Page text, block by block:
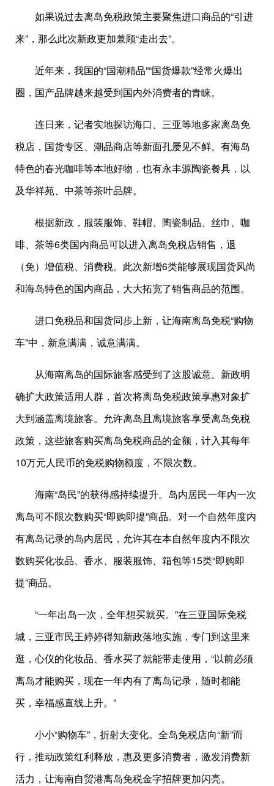
如果说过去离岛免税政策主要聚焦进口商品的“引进
来”，那么此次新政更加兼顾“走出去”。
近年来，我国的“国潮精品”“国货爆款”经常火爆出
圈，国产品牌越来越受到国内外消费者的青睐。
连日来，记者实地探访海口、三亚等地多家离岛免
税店，国货专区、潮品商店等新面孔屡见不鲜。有海岛
特色的春光咖啡等本地好物，也有永丰源陶瓷餐具，以
及华祥苑、中茶等茶叶品牌。
根据新政，服装服饰、鞋帽、陶瓷制品、丝巾、咖
啡、茶等6类国内商品可以进入离岛免税店销售，退
（免）增值税、消费税。此次新增6类能够展现国货风尚
和海岛特色的国内商品，大大拓宽了销售商品的范围。
进口免税品和国货同步上新，让海南离岛免税“购物
车”中，新意满满，诚意满满。
从海南离岛的国际旅客感受到了这股诚意。新政明
确扩大政策适用人群，首次将离岛免税政策享惠对象扩
大到涵盖离境旅客。允许离岛且离境旅客享受离岛免税
政策，这些旅客购买离岛免税商品的金额，计入其每年
10万元人民币的免税购物额度，不限次数。
海南“岛民”的获得感持续提升。岛内居民一年内一次
离岛可不限次数购买“即购即提”商品。对一个自然年度内
有离岛记录的岛内居民，允许其在本自然年度内不限次
数购买化妆品、香水、服装服饰、箱包等15类“即购即
提”商品。
“一年出岛一次，全年想买就买。”在三亚国际免税
城，三亚市民王婷婷得知新政落地实施，专门到这里来
逛，心仪的化妆品、香水买了就能带走使用，“以前必须
离岛才能购买，现在一年内有了离岛记录，随时都能
买，幸福感直线上升。”
小小“购物车”，折射大变化。全岛免税店向“新”而
行，推动政策红利释放，惠及更多消费者，激发消费新
活力，让海南自贸港离岛免税金字招牌更加闪亮。